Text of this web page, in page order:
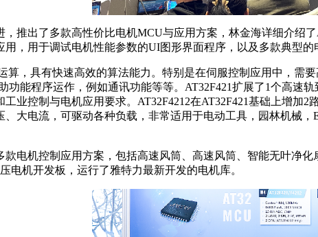
推出了多款高性价比电机MCU与应用方案，林金海详细介绍了
，用于调试电机性能参数的UI图形界面程序，以及多款典型的
算，具有快速高效的算法能力。特别是在伺服控制应用中，
能程序运作，例如通讯功能等等。AT32F421扩展了1个高速
业控制与电机应用要求。AT32F4212在AT32F421基础上增加
大电流，可驱动各种负载，非常适用于电动工具，园林机械
电机控制应用方案，包括高速风筒、高速风筒、智能无叶净
电机开发板，运行了雅特力最新开发的电机库。